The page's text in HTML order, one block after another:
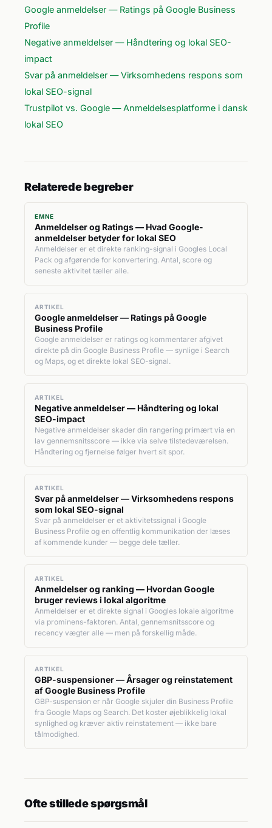
Google anmeldelser — Ratings på Google Business
Profile
Negative anmeldelser — Håndtering og lokal SEO-
impact
Svar på anmeldelser — Virksomhedens respons som
lokal SEO-signal
Trustpilot vs. Google — Anmeldelsesplatforme i dansk
lokal SEO
Relaterede begreber
EMNE
Anmeldelser og Ratings — Hvad Google-
anmeldelser betyder for lokal SEO
Anmeldelser er et direkte ranking-signal i Googles Local
Pack og afgørende for konvertering. Antal, score og
seneste aktivitet tæller alle.
ARTIKEL
Google anmeldelser — Ratings på Google
Business Profile
Google anmeldelser er ratings og kommentarer afgivet
direkte på din Google Business Profile — synlige i Search
og Maps, og et direkte lokal SEO-signal.
ARTIKEL
Negative anmeldelser — Håndtering og lokal
SEO-impact
Negative anmeldelser skader din rangering primært via en
lav gennemsnitsscore — ikke via selve tilstedeværelsen.
Håndtering og fjernelse følger hvert sit spor.
ARTIKEL
Svar på anmeldelser — Virksomhedens respons
som lokal SEO-signal
Svar på anmeldelser er et aktivitetssignal i Google
Business Profile og en offentlig kommunikation der læses
af kommende kunder — begge dele tæller.
ARTIKEL
Anmeldelser og ranking — Hvordan Google
bruger reviews i lokal algoritme
Anmeldelser er et direkte signal i Googles lokale algoritme
via prominens-faktoren. Antal, gennemsnitsscore og
recency vægter alle — men på forskellig måde.
ARTIKEL
GBP-suspensioner — Årsager og reinstatement
af Google Business Profile
GBP-suspension er når Google skjuler din Business Profile
fra Google Maps og Search. Det koster øjeblikkelig lokal
synlighed og kræver aktiv reinstatement — ikke bare
tålmodighed.
Ofte stillede spørgsmål